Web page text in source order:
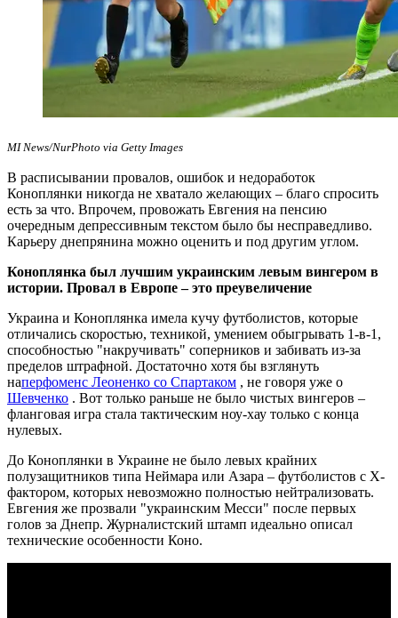
MI News/NurPhoto via Getty Images
В расписывании провалов, ошибок и недоработок
Коноплянки никогда не хватало желающих – благо спросить
есть за что. Впрочем, провожать Евгения на пенсию
очередным депрессивным текстом было бы несправедливо.
Карьеру днепрянина можно оценить и под другим углом.
Коноплянка был лучшим украинским левым вингером в
истории. Провал в Европе – это преувеличение
Украина и Коноплянка имела кучу футболистов, которые
отличались скоростью, техникой, умением обыгрывать 1-в-1,
способностью "накручивать" соперников и забивать из-за
пределов штрафной. Достаточно хотя бы взглянуть
наперфоменс Леоненко со Спартаком , не говоря уже о
Шевченко . Вот только раньше не было чистых вингеров –
фланговая игра стала тактическим ноу-хау только с конца
нулевых.
До Коноплянки в Украине не было левых крайних
полузащитников типа Неймара или Азара – футболистов с Х-
фактором, которых невозможно полностью нейтрализовать.
Евгения же прозвали "украинским Месси" после первых
голов за Днепр. Журналистский штамп идеально описал
технические особенности Коно.